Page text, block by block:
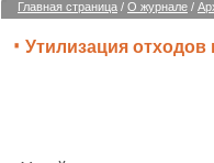
Главная страница / О журнале /
Утилизация